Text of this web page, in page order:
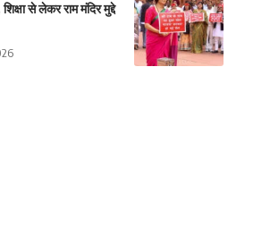
से लेकर राम मंदिर मुद्दे